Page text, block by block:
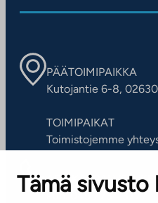
Tämä sivusto
PÄÄTOIMIPAIKKA
Kutojantie 6-8,
TOIMIPAIKAT
Toimistojemme
Puh. 045 7734 3777